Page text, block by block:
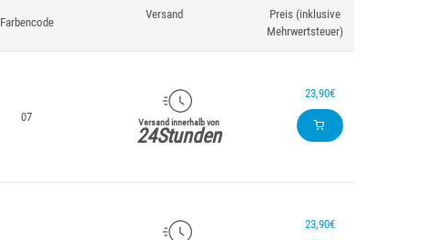
Farbencode
Versand
Preis (inklusive
Mehrwertsteuer)
07 Versand innerhalb von
24Stunden
23,90€
23,90€